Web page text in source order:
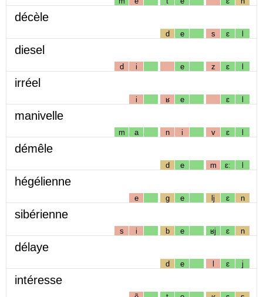
décèle
d e s ɛ l
diesel
d i e z ɛ l
irréel
i ʁ e ɛ l
manivelle
m a n i v ɛ l
démêle
d e m ɛː l
hégélienne
e g e lj ɛ n
sibérienne
s i b e ʁj ɛ n
délaye
d e l ɛ j
intéresse